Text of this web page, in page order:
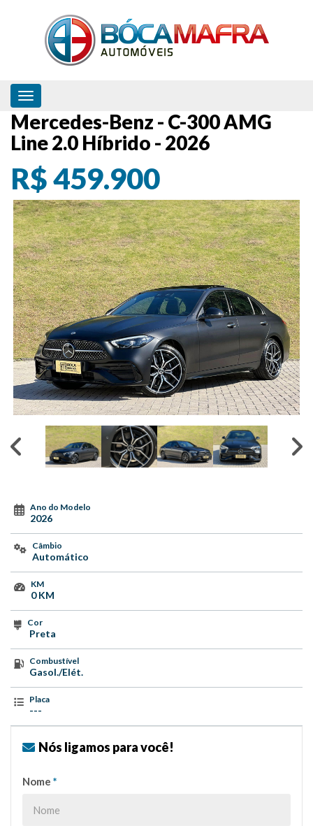
Toggle navigation
Mercedes-Benz - C-300 AMG
Line 2.0 Híbrido - 2026
R$ 459.900
Ano do Modelo
2026
Câmbio
Automático
KM
0 KM
Cor
Preta
Combustível
Gasol./Elét.
Placa
---
Nós ligamos para você!
Nome *